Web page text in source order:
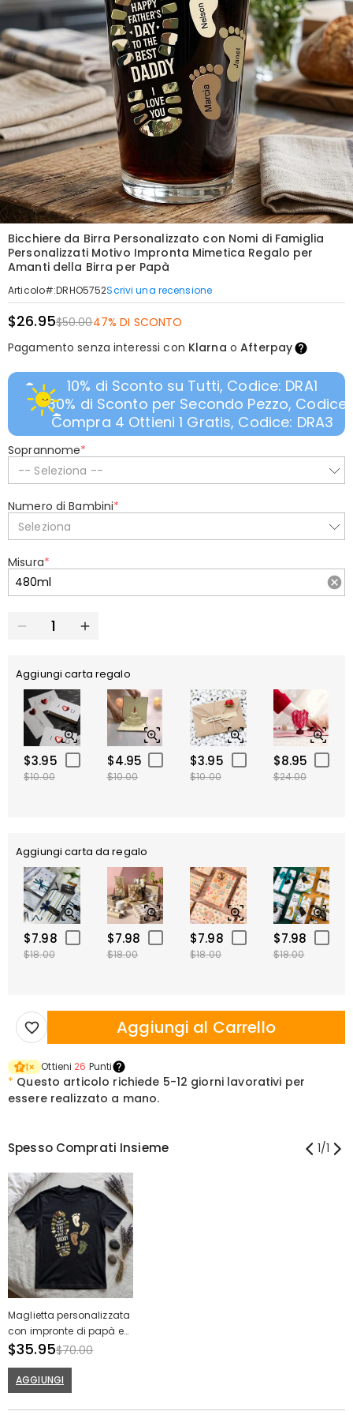
Bicchiere da Birra Personalizzato con Nomi di Famiglia
Personalizzati Motivo Impronta Mimetica Regalo per
Amanti della Birra per Papà
Articolo#:DRHO5752Scrivi una recensione
$26.95$50.0047% DI SCONTO
Pagamento senza interessi con Klarna oAfterpay
10% di Sconto su Tutti, Codice: DRA1
30% di Sconto per Secondo Pezzo, Codice:
Compra 4 Ottieni 1 Gratis, Codice: DRA3
Soprannome*
-- Seleziona --
Numero di Bambini*
Seleziona
Misura*
Aggiungi carta regalo
$3.95
$10.00
$4.95
$10.00
$3.95
$10.00
$8.95
$24.00
Aggiungi carta da regalo
$7.98
$18.00
$7.98
$18.00
$7.98
$18.00
$7.98
$18.00
Aggiungi al Carrello
1× Ottieni 26 Punti
* Questo articolo richiede 5-12 giorni lavorativi per
essere realizzato a mano.
Spesso Comprati Insieme 1/1
Maglietta personalizzata
con impronte di papà e
nomi dei bambini Design
festa del papà
$35.95$70.00
AGGIUNGI